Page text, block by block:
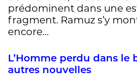
prédominent dans une
fragment. Ramuz s’y
encore…
L’Homme perdu dans le
autres nouvelles